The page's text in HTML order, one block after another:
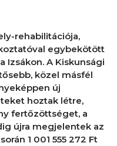
rehabilitációja,
egybekötött
A Kiskunsági
közel másfél
új
hoztak létre,
fertőzöttséget, a
újra megjelentek az
1 001 555 272 Ft